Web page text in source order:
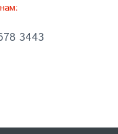
3443